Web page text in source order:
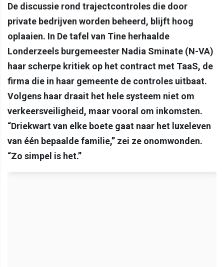
De discussie rond trajectcontroles die door
private bedrijven worden beheerd, blijft hoog
oplaaien. In De tafel van Tine herhaalde
Londerzeels burgemeester Nadia Sminate (N-VA)
haar scherpe kritiek op het contract met TaaS, de
firma die in haar gemeente de controles uitbaat.
Volgens haar draait het hele systeem niet om
verkeersveiligheid, maar vooral om inkomsten.
“Driekwart van elke boete gaat naar het luxeleven
van één bepaalde familie,” zei ze onomwonden.
“Zo simpel is het.”